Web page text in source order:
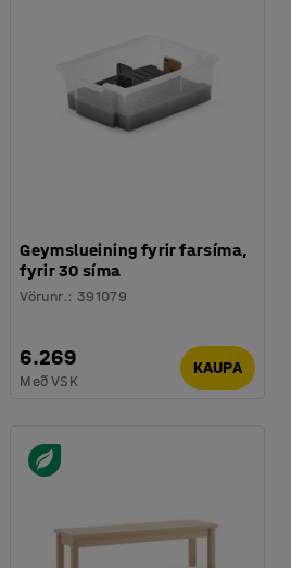
Geymslueining fyrir farsíma,
fyrir 30 síma
Vörunr.: 391079
6.269
Með VSK
KAUPA